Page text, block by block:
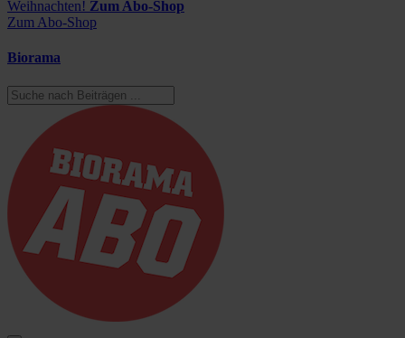
Weihnachten! Zum Abo-Shop
Zum Abo-Shop
Biorama